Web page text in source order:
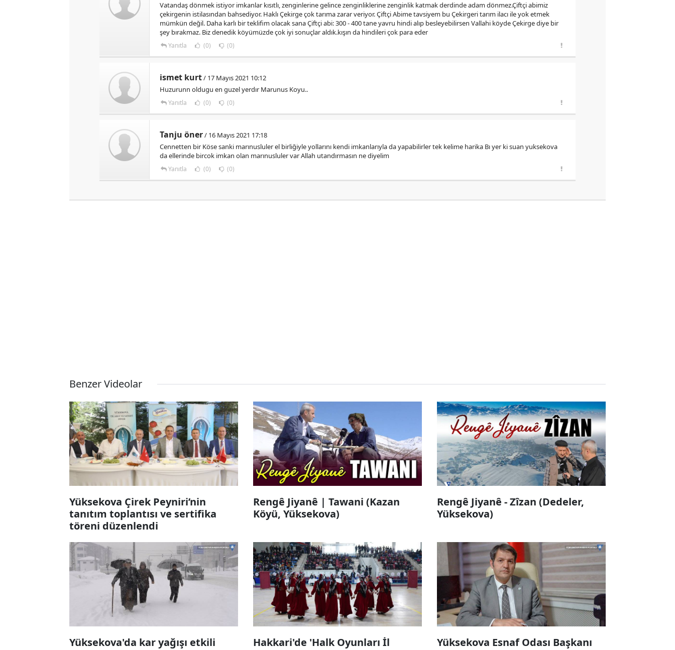
Vatandaş dönmek istiyor imkanlar kısıtlı, zenginlerine gelince zenginliklerine zenginlik katmak derdinde adam dönmez.Çiftçi abimiz
çekirgenin istilasından bahsediyor. Haklı Çekirge çok tarıma zarar veriyor. Çiftçi Abime tavsiyem bu Çekirgeri tarım ilacı ile yok etmek
mümkün değil. Daha karlı bir teklifim olacak sana Çiftçi abi: 300 - 400 tane yavru hindi alıp besleyebilirsen Vallahi köyde Çekirge diye bir
şey bırakmaz. Biz denedik köyümüzde çok iyi sonuçlar aldık.kışın da hindileri çok para eder
Yanıtla (0) (0)
ismet kurt/ 17 Mayıs 2021 10:12
Huzurunn oldugu en guzel yerdır Marunus Koyu..
Yanıtla (0) (0)
Tanju öner/ 16 Mayıs 2021 17:18
Cennetten bir Köse sanki marınusluler el birliğiyle yollarını kendi imkanlarıyla da yapabilirler tek kelime harika Bı yer ki suan yuksekova
da ellerinde bircok imkan olan marınusluler var Allah utandırmasın ne diyelim
Yanıtla (0) (0)
Benzer Videolar
Yüksekova Çirek Peyniri’nin
tanıtım toplantısı ve sertifika
töreni düzenlendi
Rengê Jiyanê | Tawani (Kazan
Köyü, Yüksekova)
Rengê Jiyanê - Zîzan (Dedeler,
Yüksekova)
Yüksekova'da kar yağışı etkili
Hakkari'de 'Halk Oyunları İl
Yüksekova Esnaf Odası Başkanı